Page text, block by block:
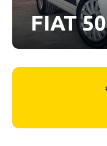
FIAT